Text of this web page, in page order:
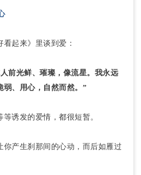
看起来》里谈到爱：
前光鲜、璀璨，像流星。我永远
弱、用心，自然而然。”
诱发的爱情，都很短暂。
你产生刹那间的心动，而后如雁过